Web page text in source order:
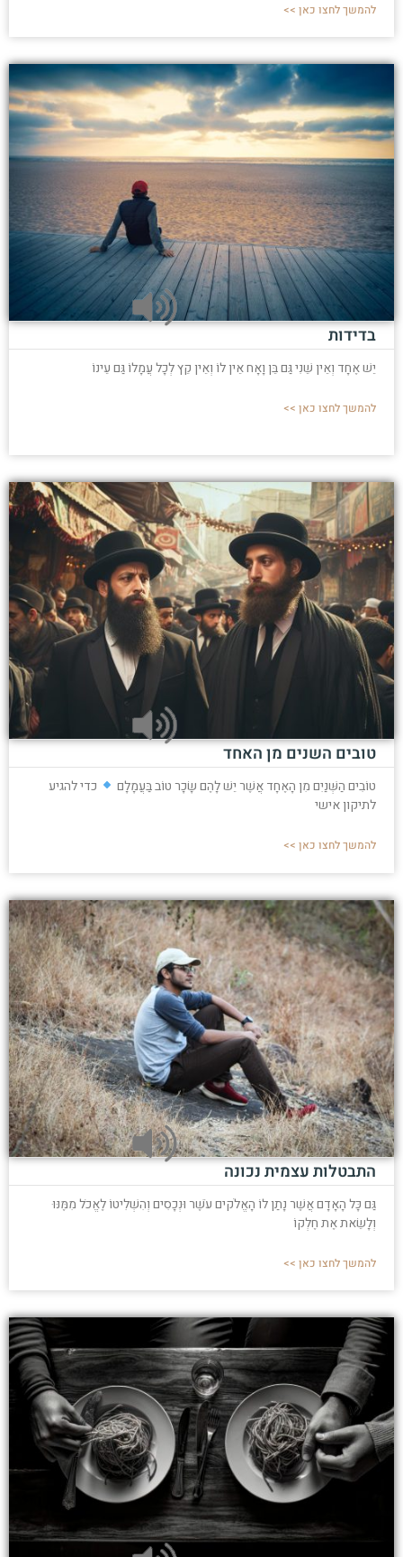
להמשך לחצו כאן >>
בדידות
יֵשׁ אֶחָד וְאֵין שֵׁנִי גַּם בֵּן וָאָח אֵין לוֹ וְאֵין קֵץ לְכָל עֲמָלוֹ גַּם עֵינוֹ
להמשך לחצו כאן >>
טובים השנים מן האחד
טוֹבִים הַשְּׁנַיִם מִן הָאֶחָד אֲשֶׁר יֵשׁ לָהֶם שָׂכָר טוֹב בַּעֲמָלָם
כדי להגיע
לתיקון אישי
להמשך לחצו כאן >>
התבטלות עצמית נכונה
גַּם כָּל הָאָדָם אֲשֶׁר נָתַן לוֹ הָאֱלֹקים עֹשֶׁר וּנְכָסִים וְהִשְׁלִיטוֹ לֶאֱכֹל מִמֶּנּוּ
וְלָשֵׂאת אֶת חֶלְקוֹ
להמשך לחצו כאן >>